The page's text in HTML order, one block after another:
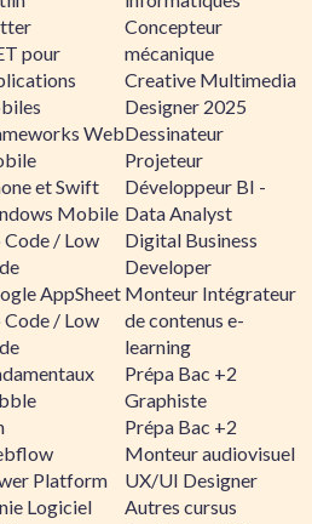
pour
Web
et Swift
Mobile
/ Low
AppSheet
/ Low
Platform
Logiciel
Concepteur
mécanique
Creative Multimedia
Designer 2025
Dessinateur
Projeteur
Développeur BI -
Data Analyst
Digital Business
Developer
Monteur Intégrateur
de contenus e-
learning
Prépa Bac +2
Graphiste
Prépa Bac +2
Monteur audiovisuel
UX/UI Designer
Autres cursus